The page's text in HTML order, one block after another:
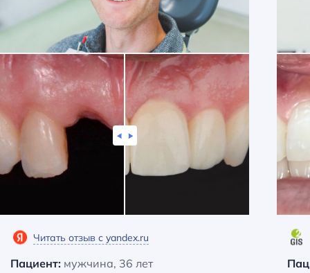
Читать отзыв с yandex.ru
Пациент: мужчина, 36 лет